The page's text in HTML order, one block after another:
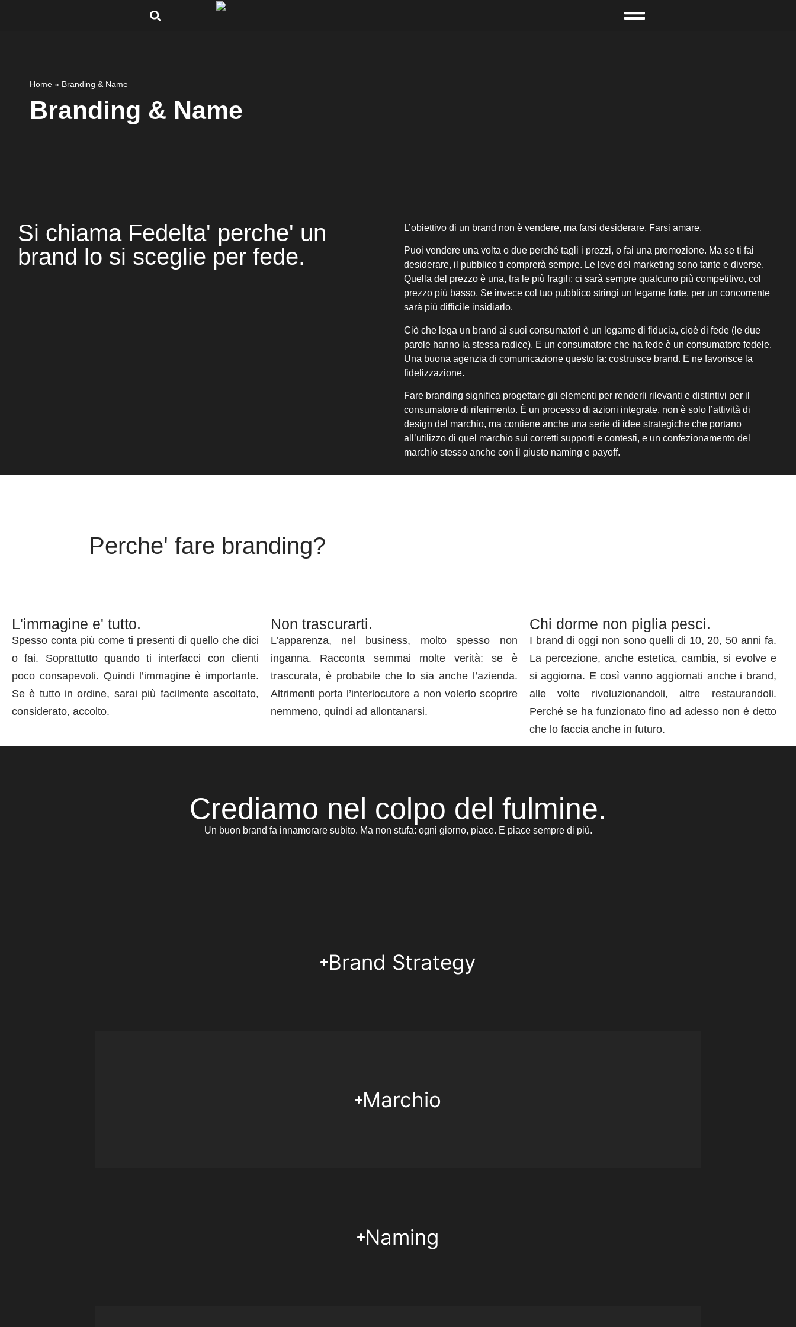
Home » Branding & Name
Branding & Name
Si chiama Fedelta' perche' un
brand lo si sceglie per fede.
L’obiettivo di un brand non è vendere, ma farsi desiderare. Farsi amare.
Puoi vendere una volta o due perché tagli i prezzi, o fai una promozione. Ma se ti fai
desiderare, il pubblico ti comprerà sempre. Le leve del marketing sono tante e diverse.
Quella del prezzo è una, tra le più fragili: ci sarà sempre qualcuno più competitivo, col
prezzo più basso. Se invece col tuo pubblico stringi un legame forte, per un concorrente
sarà più difficile insidiarlo.
Ciò che lega un brand ai suoi consumatori è un legame di fiducia, cioè di fede (le due
parole hanno la stessa radice). E un consumatore che ha fede è un consumatore fedele.
Una buona agenzia di comunicazione questo fa: costruisce brand. E ne favorisce la
fidelizzazione.
Fare branding significa progettare gli elementi per renderli rilevanti e distintivi per il
consumatore di riferimento. È un processo di azioni integrate, non è solo l’attività di
design del marchio, ma contiene anche una serie di idee strategiche che portano
all’utilizzo di quel marchio sui corretti supporti e contesti, e un confezionamento del
marchio stesso anche con il giusto naming e payoff.
Perche' fare branding?
L'immagine e' tutto.
Spesso conta più come ti presenti di quello che dici
o fai. Soprattutto quando ti interfacci con clienti
poco consapevoli. Quindi l’immagine è importante.
Se è tutto in ordine, sarai più facilmente ascoltato,
considerato, accolto.
Non trascurarti.
L’apparenza, nel business, molto spesso non
inganna. Racconta semmai molte verità: se è
trascurata, è probabile che lo sia anche l’azienda.
Altrimenti porta l’interlocutore a non volerlo scoprire
nemmeno, quindi ad allontanarsi.
Chi dorme non piglia pesci.
I brand di oggi non sono quelli di 10, 20, 50 anni fa.
La percezione, anche estetica, cambia, si evolve e
si aggiorna. E così vanno aggiornati anche i brand,
alle volte rivoluzionandoli, altre restaurandoli.
Perché se ha funzionato fino ad adesso non è detto
che lo faccia anche in futuro.
Crediamo nel colpo del fulmine.
Un buon brand fa innamorare subito. Ma non stufa: ogni giorno, piace. E piace sempre di più.
Brand Strategy
Marchio
Naming